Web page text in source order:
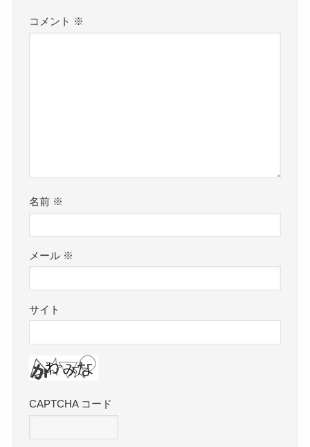
コメント ※
名前 ※
メール ※
サイト
CAPTCHA コード